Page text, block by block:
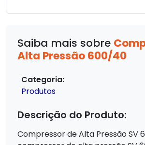
Saiba mais sobre
Alta Pressão 600/40
Categoria:
Produtos
Descrição do Produto:
Compressor de Alta Pressão SV